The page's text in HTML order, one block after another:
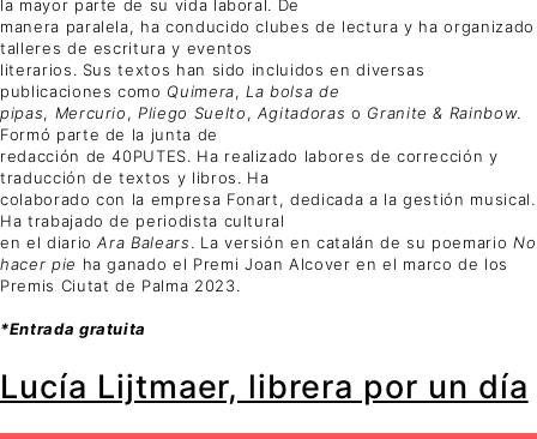
la mayor parte de su vida laboral. De
manera paralela, ha conducido clubes de lectura y ha organizado
talleres de escritura y eventos
literarios. Sus textos han sido incluidos en diversas
publicaciones como Quimera,La bolsa de
pipas, Mercurio,Pliego Suelto, Agitadoras o Granite & Rainbow.
Formó parte de la junta de
redacción de 40PUTES. Ha realizado labores de corrección y
traducción de textos y libros. Ha
colaborado con la empresa Fonart, dedicada a la gestión musical.
Ha trabajado de periodista cultural
en el diario Ara Balears. La versión en catalán de su poemario No
hacer pie ha ganado el Premi Joan Alcover en el marco de los
Premis Ciutat de Palma 2023.
*Entrada gratuita
Lucía Lijtmaer, librera por un día